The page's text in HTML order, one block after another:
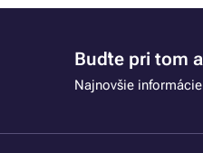
Buďte pri tom
Najnovšie